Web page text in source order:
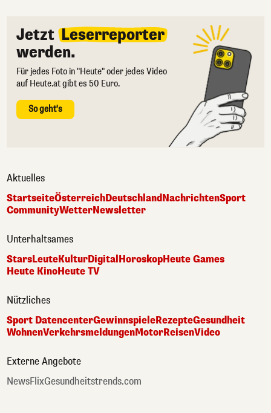
Jetzt Leserreporter
werden.
Für jedes Foto in "Heute" oder jedes Video
auf Heute.at gibt es 50 Euro.
So geht's
Aktuelles
StartseiteÖsterreichDeutschlandNachrichtenSport
CommunityWetterNewsletter
Unterhaltsames
StarsLeuteKulturDigital HoroskopHeute Games
Heute KinoHeute TV
Nützliches
Sport DatencenterGewinnspieleRezepteGesundheit
WohnenVerkehrsmeldungenMotorReisenVideo
Externe Angebote
NewsFlixGesundheitstrends.com